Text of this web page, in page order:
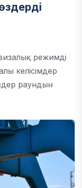
режимді
келісімдер
раундын